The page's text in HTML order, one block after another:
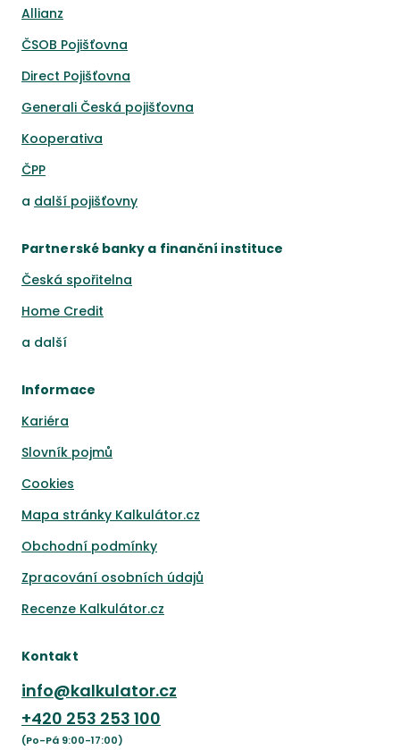
Allianz
ČSOB Pojišťovna
Direct Pojišťovna
Generali Česká pojišťovna
Kooperativa
ČPP
a další pojišťovny
Partnerské banky a finanční instituce
Česká spořitelna
Home Credit
a další
Informace
Kariéra
Slovník pojmů
Cookies
Mapa stránky Kalkulátor.cz
Obchodní podmínky
Zpracování osobních údajů
Recenze Kalkulátor.cz
Kontakt
info@kalkulator.cz
+420 253 253 100
(Po-Pá 9:00-17:00)